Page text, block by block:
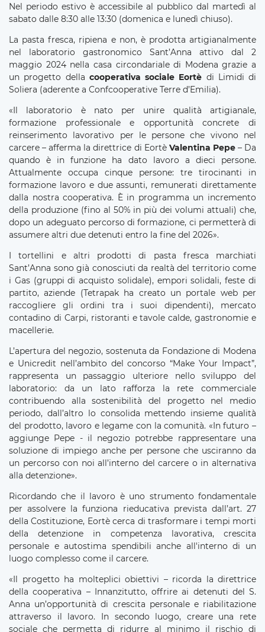
Nel periodo estivo è accessibile al pubblico dal martedì al
sabato dalle 8:30 alle 13:30 (domenica e lunedì chiuso).
La pasta fresca, ripiena e non, è prodotta artigianalmente
nel laboratorio gastronomico Sant’Anna attivo dal 2
maggio 2024 nella casa circondariale di Modena grazie a
un progetto della cooperativa sociale Eortè di Limidi di
Soliera (aderente a Confcooperative Terre d’Emilia).
«Il laboratorio è nato per unire qualità artigianale,
formazione professionale e opportunità concrete di
reinserimento lavorativo per le persone che vivono nel
carcere – afferma la direttrice di Eortè Valentina Pepe– Da
quando è in funzione ha dato lavoro a dieci persone.
Attualmente occupa cinque persone: tre tirocinanti in
formazione lavoro e due assunti, remunerati direttamente
dalla nostra cooperativa. È in programma un incremento
della produzione (fino al 50% in più dei volumi attuali) che,
dopo un adeguato percorso di formazione, ci permetterà di
assumere altri due detenuti entro la fine del 2026».
I tortellini e altri prodotti di pasta fresca marchiati
Sant’Anna sono già conosciuti da realtà del territorio come
i Gas (gruppi di acquisto solidale), empori solidali, feste di
partito, aziende (Tetrapak ha creato un portale web per
raccogliere gli ordini tra i suoi dipendenti), mercato
contadino di Carpi, ristoranti e tavole calde, gastronomie e
macellerie.
L’apertura del negozio, sostenuta da Fondazione di Modena
e Unicredit nell’ambito del concorso “Make Your Impact”,
rappresenta un passaggio ulteriore nello sviluppo del
laboratorio: da un lato rafforza la rete commerciale
contribuendo alla sostenibilità del progetto nel medio
periodo, dall’altro lo consolida mettendo insieme qualità
del prodotto, lavoro e legame con la comunità. «In futuro –
aggiunge Pepe - il negozio potrebbe rappresentare una
soluzione di impiego anche per persone che usciranno da
un percorso con noi all’interno del carcere o in alternativa
alla detenzione».
Ricordando che il lavoro è uno strumento fondamentale
per assolvere la funziona rieducativa prevista dall’art. 27
della Costituzione, Eortè cerca di trasformare i tempi morti
della detenzione in competenza lavorativa, crescita
personale e autostima spendibili anche all'interno di un
luogo complesso come il carcere.
«Il progetto ha molteplici obiettivi – ricorda la direttrice
della cooperativa – Innanzitutto, offrire ai detenuti del S.
Anna un’opportunità di crescita personale e riabilitazione
attraverso il lavoro. In secondo luogo, creare una rete
sociale che permetta di ridurre al minimo il rischio di